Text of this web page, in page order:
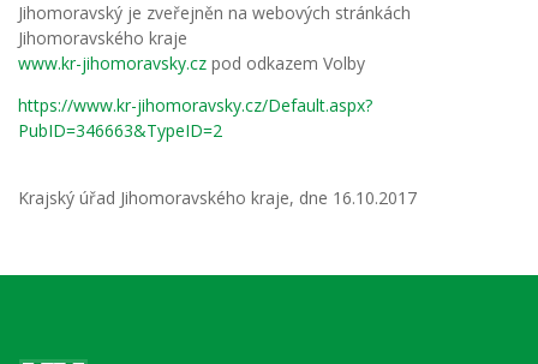
Jihomoravský je zveřejněn na webových stránkách
Jihomoravského kraje
www.kr-jihomoravsky.cz pod odkazem Volby
https://www.kr-jihomoravsky.cz/Default.aspx?
PubID=346663&TypeID=2
Krajský úřad Jihomoravského kraje, dne 16.10.2017